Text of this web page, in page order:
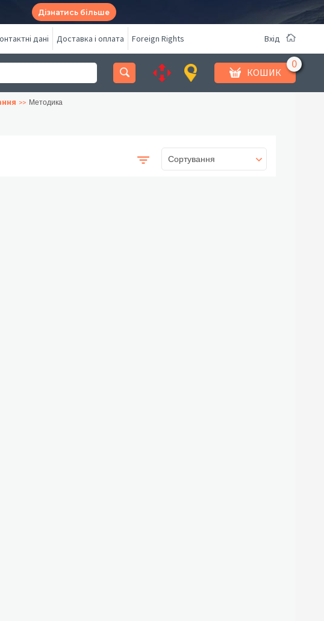
Дізнатись більше
дані Доставка і оплата Foreign Rights Вхід
КОШИК
Методика
Сортування